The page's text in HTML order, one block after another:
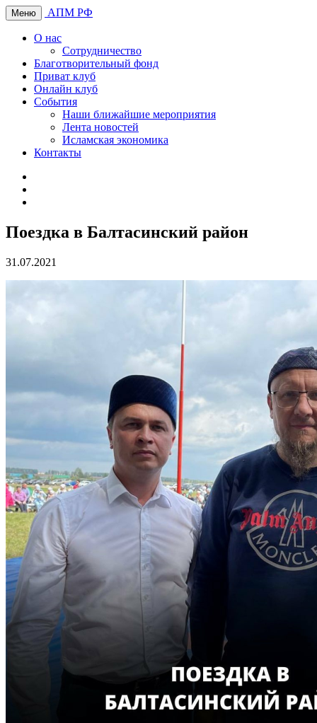
Меню АПМ РФ
О нас
Сотрудничество
Благотворительный фонд
Приват клуб
Онлайн клуб
События
Наши ближайшие мероприятия
Лента новостей
Исламская экономика
Контакты
Поездка в Балтасинский район
31.07.2021